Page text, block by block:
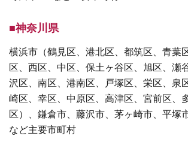
■神奈川県
横浜市（鶴見区、港北区、都筑区、青葉
区、西区、中区、保土ヶ谷区、旭区、瀬
沢区、南区、港南区、戸塚区、栄区、泉
崎区、幸区、中原区、高津区、宮前区、
区）、鎌倉市、藤沢市、茅ヶ崎市、平塚
など主要市町村